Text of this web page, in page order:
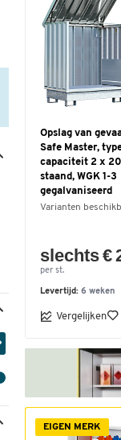
Opslag van
Safe Master,
capaciteit 2 x
staand, WGK 1-3
gegalvaniseerd
Varianten
slechts €
per st.
Levertijd: 6 weken
Vergelijken
EIGEN MERK